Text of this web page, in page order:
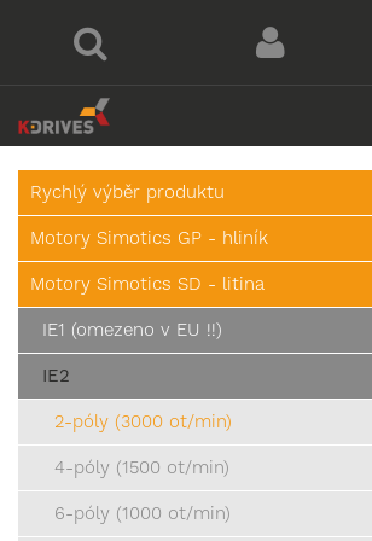
Rychlý výběr produktu
Motory Simotics GP - hliník
Motory Simotics SD - litina
IE1 (omezeno v EU !!)
IE2
2-póly (3000 ot/min)
4-póly (1500 ot/min)
6-póly (1000 ot/min)